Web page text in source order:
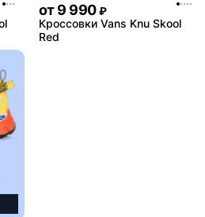
от9 990 ₽
Кроссовки Vans Knu Skool
Red